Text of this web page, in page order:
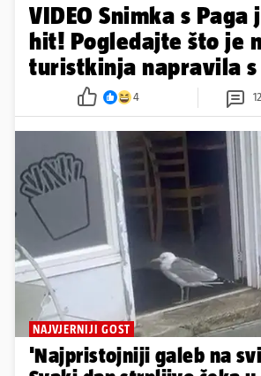
VIDEO Snimka s Paga
hit! Pogledajte što je
turistkinja napravila s
4 12
NAJVJERNIJI GOST
'Najpristojniji galeb na